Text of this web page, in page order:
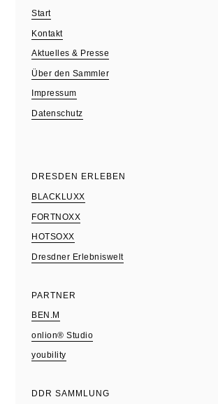
Start
Kontakt
Aktuelles & Presse
Über den Sammler
Impressum
Datenschutz
DRESDEN ERLEBEN
BLACKLUXX
FORTNOXX
HOTSOXX
Dresdner Erlebniswelt
PARTNER
BEN.M
onlion® Studio
youbility
DDR SAMMLUNG